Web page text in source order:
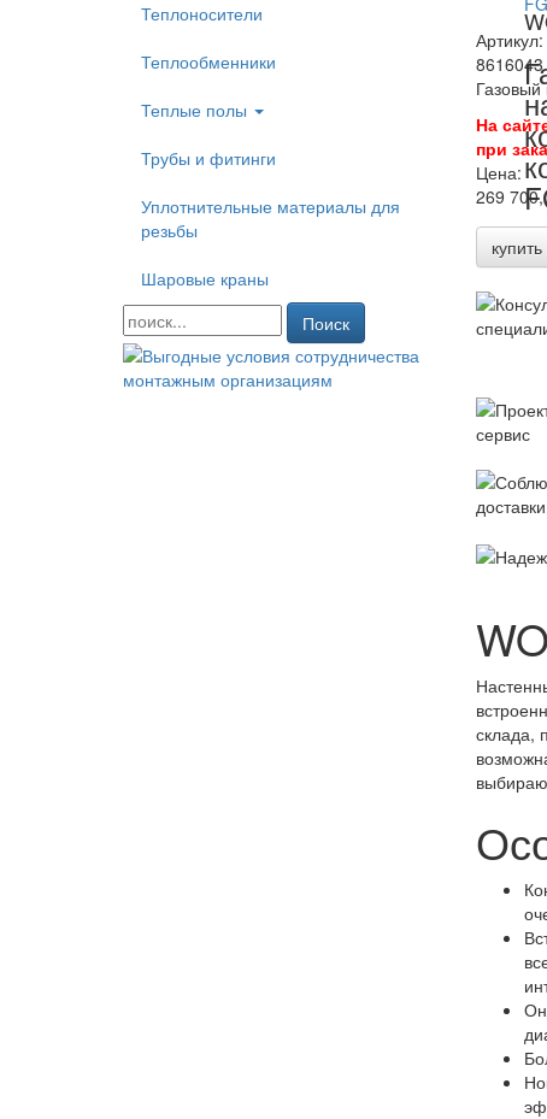
Теплоносители
Теплообменники
Теплые полы
Трубы и фитинги
Уплотнительные материалы для
резьбы
Шаровые краны
Поиск
Артикул:
8616043
На
при
Цена:
269
купить
склада,